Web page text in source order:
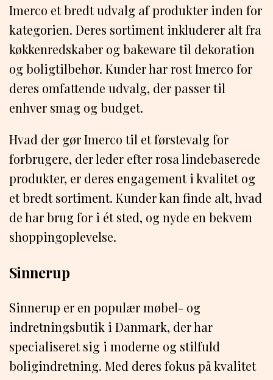
Imerco et bredt udvalg af produkter inden for
kategorien. Deres sortiment inkluderer alt fra
køkkenredskaber og bakeware til dekoration
og boligtilbehør. Kunder har rost Imerco for
deres omfattende udvalg, der passer til
enhver smag og budget.
Hvad der gør Imerco til et førstevalg for
forbrugere, der leder efter rosa lindebaserede
produkter, er deres engagement i kvalitet og
et bredt sortiment. Kunder kan finde alt, hvad
de har brug for i ét sted, og nyde en bekvem
shoppingoplevelse.
Sinnerup
Sinnerup er en populær møbel- og
indretningsbutik i Danmark, der har
specialiseret sig i moderne og stilfuld
boligindretning. Med deres fokus på kvalitet